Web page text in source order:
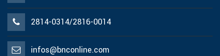
2814-0314/2816-0014
infos@bnconline.com